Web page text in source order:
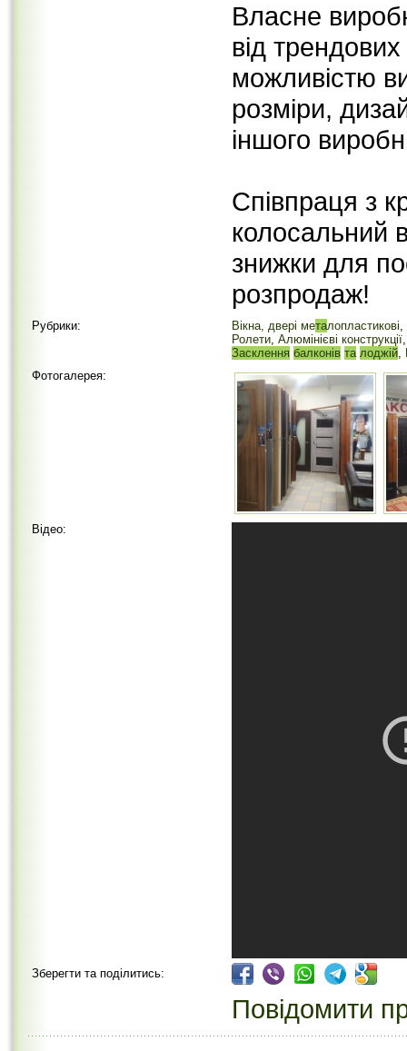
Власне
від
можливістю
розміри,
іншого
Співпраця з
колосальний
знижки для
розпродаж!
Рубрики: Вікна, двері металопластикові,
Ролети, Алюмінієві конструкції
Засклення балконів та лоджій,
Фотогалерея:
Відео:
Зберегти та поділитись:
Повідомити